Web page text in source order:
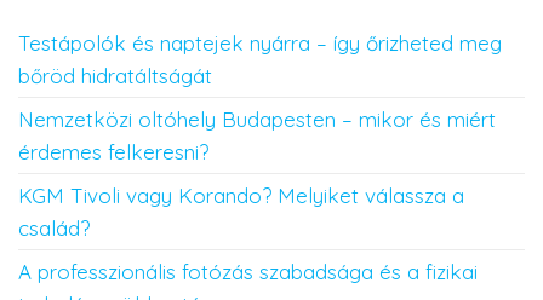
Testápolók és naptejek nyárra – így őrizheted meg
bőröd hidratáltságát
Nemzetközi oltóhely Budapesten – mikor és miért
érdemes felkeresni?
KGM Tivoli vagy Korando? Melyiket válassza a
család?
A professzionális fotózás szabadsága és a fizikai